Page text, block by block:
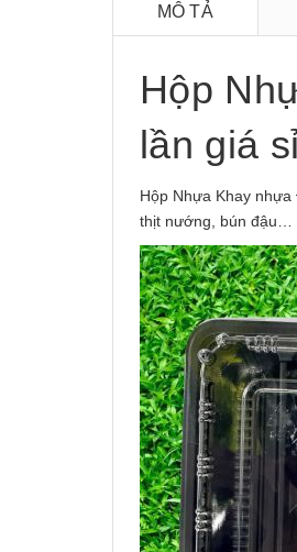
MÔ TẢ
Hộp
lần giá
Hộp Nhựa Khay
thịt nướng, bún đậu…